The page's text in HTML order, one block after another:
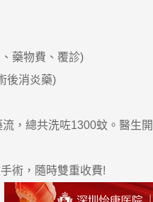
藥物費、覆診)
後消炎藥)
總共洗咗1300蚊。醫生
術，隨時雙重收費!